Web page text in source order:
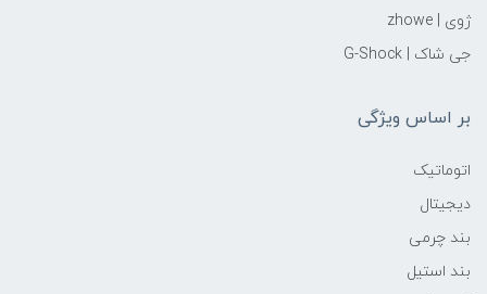
ژوی | zhowe
جی شاک | G-Shock
بر اساس ویژگی
اتوماتیک
دیجیتال
بند چرمی
بند استیل